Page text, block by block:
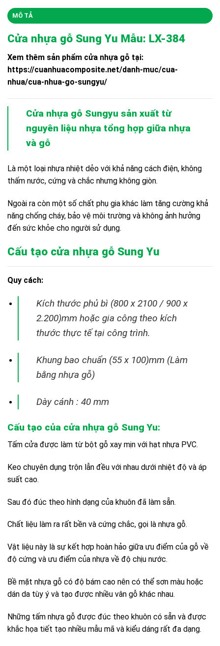
MÔ TẢ
Cửa nhựa gỗ Sung Yu Mẫu: LX-384
Xem thêm sản phẩm cửa nhựa gỗ tại:
https://cuanhuacomposite.net/danh-muc/cua-
nhua/cua-nhua-go-sungyu/
Cửa nhựa gỗ Sungyu sản xuất từ
nguyên liệu nhựa tổng hợp giữa nhựa
và gỗ
Là một loại nhựa nhiệt dẻo với khả năng cách điện, không
thấm nước, cứng và chắc nhưng không giòn.
Ngoài ra còn một số chất phụ gia khác làm tăng cường khả
năng chống cháy, bảo vệ môi trường và không ảnh hưởng
đến sức khỏe cho người sử dụng.
Cấu tạo cửa nhựa gỗ Sung Yu
Quy cách:
Kích thước phủ bì (800 x 2100 / 900 x
2.200)mm hoặc gia công theo kích
thước thực tế tại công trình.
Khung bao chuẩn (55 x 100)mm (Làm
bằng nhựa gỗ)
Dày cánh : 40 mm
Cấu tạo của cửa nhựa gỗ Sung Yu:
Tấm cửa được làm từ bột gỗ xay mịn với hạt nhựa PVC.
Keo chuyên dụng trộn lẫn đều với nhau dưới nhiệt độ và áp
suất cao.
Sau đó đúc theo hình dạng của khuôn đã làm sẵn.
Chất liệu làm ra rất bền và cứng chắc, gọi là nhựa gỗ.
Vật liệu này là sự kết hợp hoàn hảo giữa ưu điểm của gỗ về
độ cứng và ưu điểm của nhựa về độ chịu nước.
Bề mặt nhựa gỗ có độ bám cao nên có thể sơn màu hoặc
dán da tùy ý và tạo được nhiều vân gỗ khác nhau.
Những tấm nhựa gỗ được đúc theo khuôn có sẵn và được
khắc họa tiết tạo nhiều mẫu mã và kiểu dáng rất đa dạng.